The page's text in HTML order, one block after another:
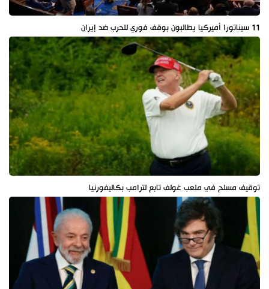
11 سيناتورا أميركيا يطالبون بوقف فوري للحرب ضد إيران
توقيف مسلح في ملعب غولف تابع لترامب بكاليفورنيا